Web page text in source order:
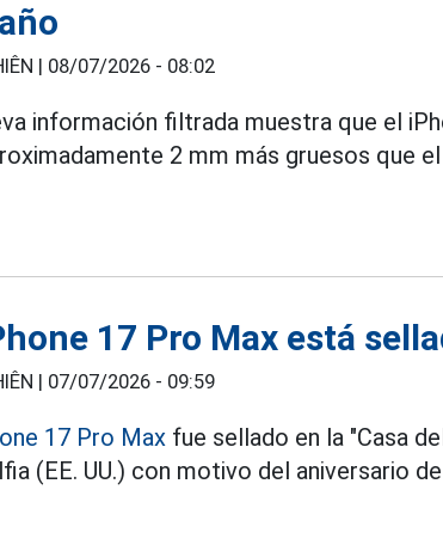
| 08/07/2026 - 08:02
información filtrada muestra que el
2 mm más gruesos que
17 Pro Max está
| 07/07/2026 - 09:59
17 Pro Max fue sellado en la "Casa
(EE. UU.) con motivo del aniversario